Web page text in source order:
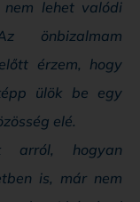
lehet valódi
önbizalmam
érzem, hogy
ülök be egy
elé.
arról, hogyan
is, már nem